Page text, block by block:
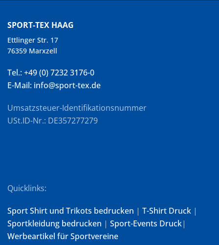
SPORT-TEX HAAG
Ettlinger Str. 17
76359 Marxzell
Tel.: +49 (0) 7232 3176-0
E-Mail: info@sport-tex.de
Umsatzsteuer-Identifikationsnummer
USt.ID-Nr.: DE357277279
Quicklinks:
Sport Shirt und Trikots bedrucken | T-Shirt Druck |
Sportkleidung bedrucken | Sport-Events Druck|
Werbeartikel für Sportvereine